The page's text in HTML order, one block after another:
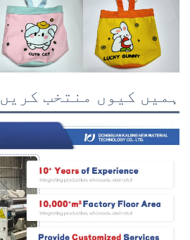
ہمیں کیوں منتخب کریں